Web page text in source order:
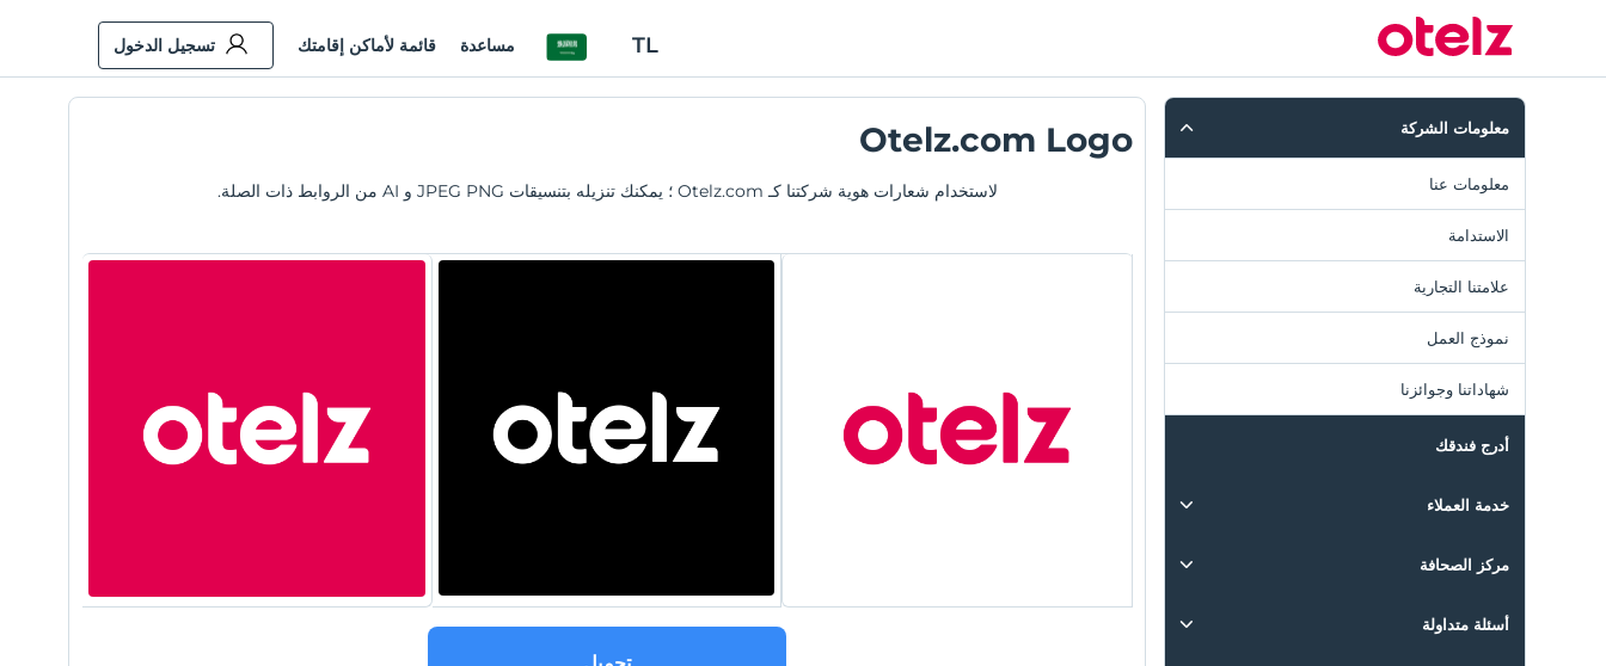
TL مساعدة قائمة لأماكن إقامتك تسجيل الدخول
معلومات الشركة
معلومات عنا
الاستدامة
علامتنا التجارية
نموذج العمل
شهاداتنا وجوائزنا
أدرج فندقك
خدمة العملاء
اتصال
دليل اتباع الخطوات
مركز الصحافة
نحن في الصحافة
أسئلة متداولة
Otelz.com Logo
لاستخدام شعارات هوية شركتنا كـ Otelz.com ؛ يمكنك تنزيله بتنسيقات JPEG PNG و AI من الروابط ذات الصلة.